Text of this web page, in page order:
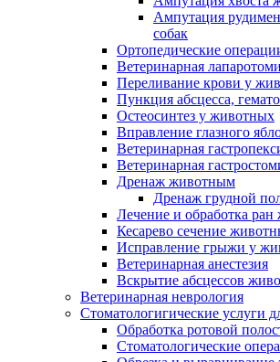
Ампутация
собак
Ортопедические
Ветеринарная
Переливание крови у
Пункция абсцесса,
Остеосинтез у животных
Вправление глазного
Ветеринарная
Ветеринарная
Дренаж животным
Дренаж грудной
Лечение и обработка
Кесарево сечение
Исправление грыжи у
Ветеринарная анестезия
Вскрытие абсцессов
Ветеринарная неврология
Стоматологигические услуги
Обработка ротовой
Стоматологические